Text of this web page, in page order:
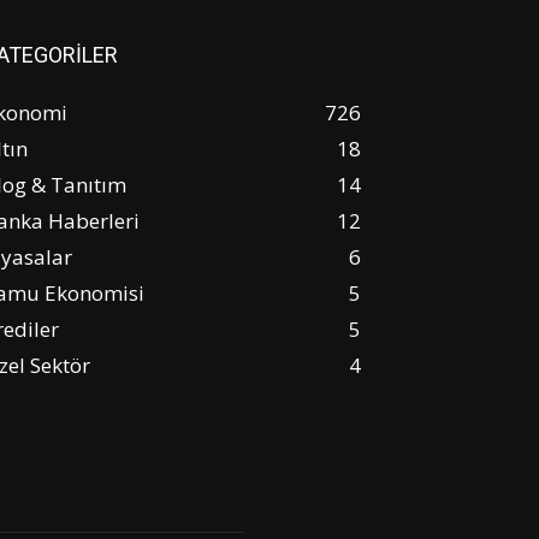
726
18
& Tanıtım
14
Haberleri
12
6
Ekonomisi
5
5
Sektör
4